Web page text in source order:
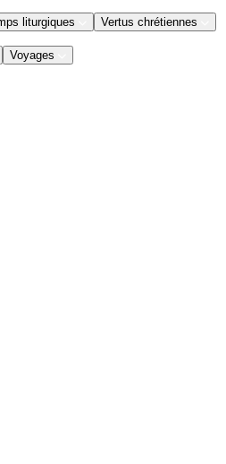
liturgiques Vertus chrétiennes
Voyages